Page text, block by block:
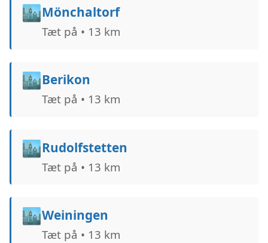
🏙️Mönchaltorf
Tæt på • 13 km
🏙️Berikon
Tæt på • 13 km
🏙️Rudolfstetten
Tæt på • 13 km
🏙️Weiningen
Tæt på • 13 km